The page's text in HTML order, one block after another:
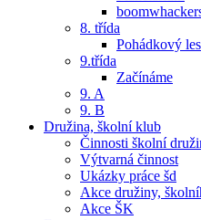
8. třída
Pohádkový les
9.třída
Začínáme
9. A
9. B
Družina, školní klub
Činnosti školní
Výtvarná činnost
Ukázky práce šd
Akce družiny,
Akce ŠK